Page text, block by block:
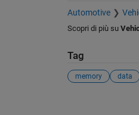
Automotive
Scopri di più su
Tag
memory data